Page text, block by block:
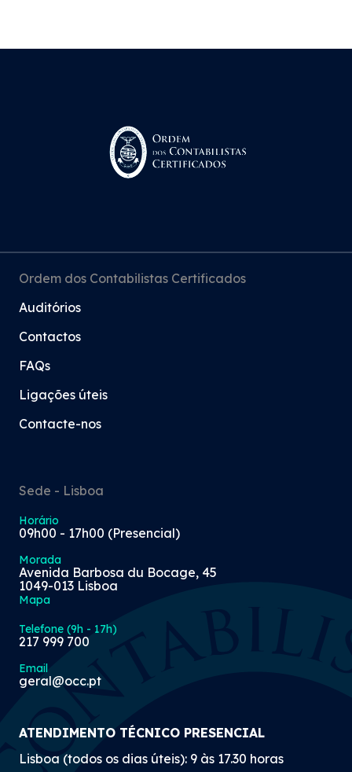
Ordem dos Contabilistas Certificados
Auditórios
Contactos
FAQs
Ligações úteis
Contacte-nos
Sede - Lisboa
Horário
09h00 - 17h00 (Presencial)
Morada
Avenida Barbosa du Bocage, 45
1049-013 Lisboa
Mapa
Telefone (9h - 17h)
217 999 700
Email
geral@occ.pt
ATENDIMENTO TÉCNICO PRESENCIAL
Lisboa (todos os dias úteis): 9 às 17.30 horas